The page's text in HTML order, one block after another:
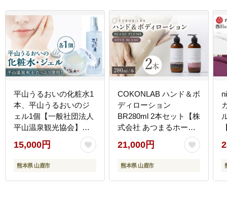
平山うるおいの化粧水1
本、平山うるおいのジ
ェル1個【一般社団法人
平山温泉観光協会】
[ZBW006]
15,000円
熊本県 山鹿市
COKONLAB ハンド＆ボ
ディローション
BR280ml 2本セット【株
式会社 あつまるホール
ディングス NSP山鹿工
場】 [ZBR005]
21,000円
熊本県 山鹿市